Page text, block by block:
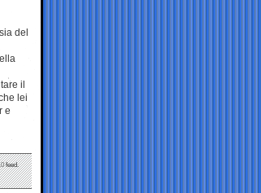
del
il
lei
e
feed.